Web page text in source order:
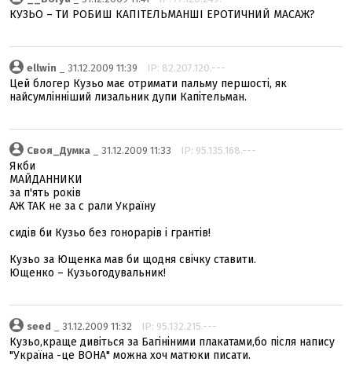
КУЗЬО – ТИ РОБИШ КАПІТЕЛЬМАНШІ ЕРОТИЧНИЙ МАСАЖ?
ellwin _ 31.12.2009 11:39 IP: 82.207.120.---
Цей блогер Кузьо має отримати пальму першості, як
найсумлінніший лизальник дупи Капітельман.
Своя_Думка _ 31.12.2009 11:33 IP: 95.135.168.---
Якби
МАЙДАННИКИ
за п'ять років
АЖ ТАК не за с рали Україну
сидів би Кузьо без гонорарів і грантів!
Кузьо за Ющенка мав би щодня свічку ставити.
Ющенко – Кузьогодувальник!
seed _ 31.12.2009 11:32 IP: 95.132.215.---
Кузьо,краще дивіться за Багініними плакатами,бо після напису
"Україна -це ВОНА" можна хоч матюки писати.